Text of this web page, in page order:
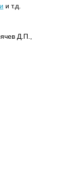
и т.д.
Д.П.,